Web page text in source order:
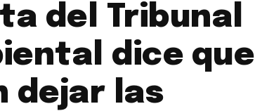
del Tribunal
dice que
dejar las